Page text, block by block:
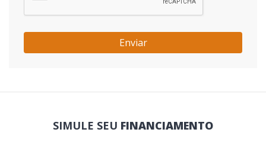
Enviar
SIMULE SEU FINANCIAMENTO